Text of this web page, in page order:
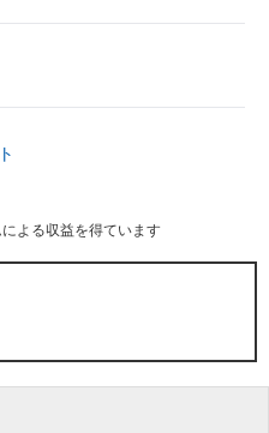
よる収益を得ています